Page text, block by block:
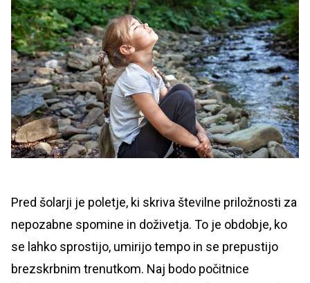
Pred šolarji je poletje, ki skriva številne priložnosti za
nepozabne spomine in doživetja. To je obdobje, ko
se lahko sprostijo, umirijo tempo in se prepustijo
brezskrbnim trenutkom. Naj bodo počitnice